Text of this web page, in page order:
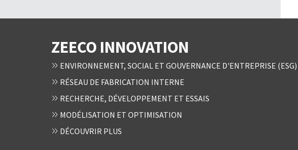
ZEECO INNOVATION
ENVIRONNEMENT, SOCIAL ET GOUVERNANCE D'ENTREPRISE (ESG)
RÉSEAU DE FABRICATION INTERNE
RECHERCHE, DÉVELOPPEMENT ET ESSAIS
MODÉLISATION ET OPTIMISATION
DÉCOUVRIR PLUS